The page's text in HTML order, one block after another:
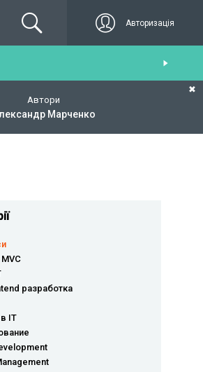
Авторизація
Автори
Марченко
✖
MVC
разработка
IT